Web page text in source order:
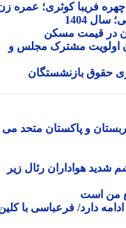
فریبا کوثری؛ عمره زن
قیمت مسکن
مشترک مجلس و
بازنشستگان
و پاکستان متحد می
هواداران رئال زیر
است
دارد/ فرعباسی با کلین